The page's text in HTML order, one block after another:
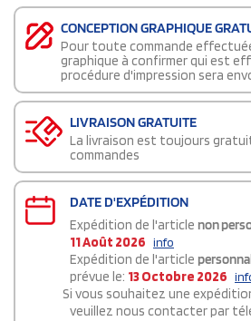
CONCEPTION GRAPHIQUE
Pour toute commande
graphique à confirmer qui est
procédure d'impression sera
LIVRAISON GRATUITE
La livraison est toujours
commandes
DATE D'EXPÉDITION
Expédition de l'article non
11 Août 2026 info
Expédition de l'article
prévue le: 13 Octobre 2026
Si vous souhaitez une
veuillez nous contacter par